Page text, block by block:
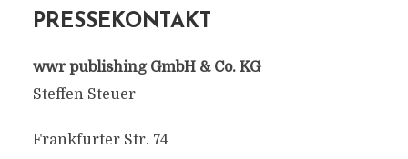
PRESSEKONTAKT
wwr publishing GmbH & Co. KG
Steffen Steuer
Frankfurter Str. 74